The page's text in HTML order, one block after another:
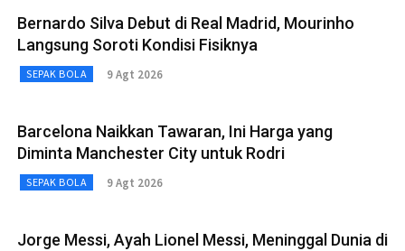
Bernardo Silva Debut di Real Madrid, Mourinho
Langsung Soroti Kondisi Fisiknya
SEPAK BOLA 9 Agt 2026
Barcelona Naikkan Tawaran, Ini Harga yang
Diminta Manchester City untuk Rodri
SEPAK BOLA 9 Agt 2026
Jorge Messi, Ayah Lionel Messi, Meninggal Dunia di